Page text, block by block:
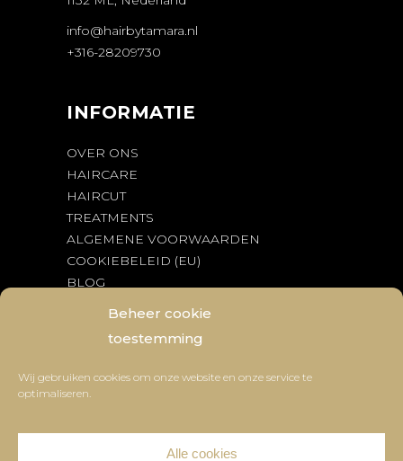
Beheer cookie
toestemming
Wij gebruiken cookies om onze website en onze service te
optimaliseren.
Alle cookies
info@hairbytamara.nl
+316-28209730
INFORMATIE
OVER ONS
HAIRCARE
HAIRCUT
TREATMENTS
ALGEMENE VOORWAARDEN
COOKIEBELEID (EU)
BLOG
Working Days